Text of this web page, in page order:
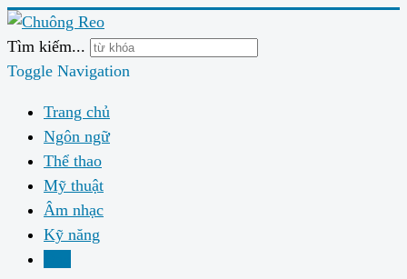
Tìm kiếm...
Toggle Navigation
Trang chủ
Ngôn ngữ
Thể thao
Mỹ thuật
Âm nhạc
Kỹ năng